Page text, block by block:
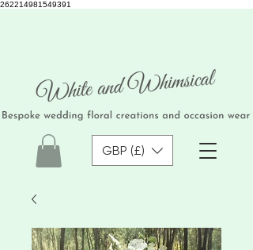
262214981549391
GBP (£)